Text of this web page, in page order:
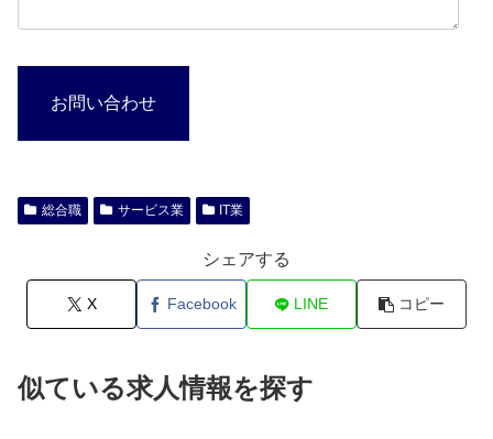
お問い合わせ
総合職 サービス業 IT業
シェアする
X Facebook LINE コピー
似ている求人情報を探す